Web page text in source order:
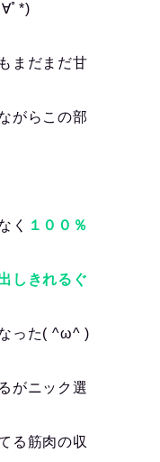
ﾟ*)
まだまだ甘
がらこの部
く １００％
しきれるぐ
った( ^ω^ )
がニック選
る筋肉の収